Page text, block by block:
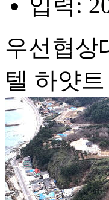
우선협상
텔 하얏